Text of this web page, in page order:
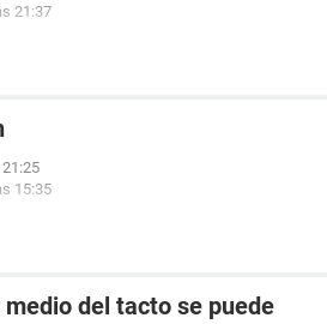
21:37
15:35
del tacto se puede